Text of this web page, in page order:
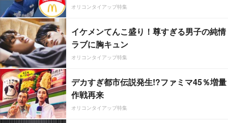
オリコンタイアップ特集
イケメンてんこ盛り！尊すぎる男子の純情
ラブに胸キュン
オリコンタイアップ特集
デカすぎ都市伝説発生!?ファミマ45％増量
作戦再来
オリコンタイアップ特集